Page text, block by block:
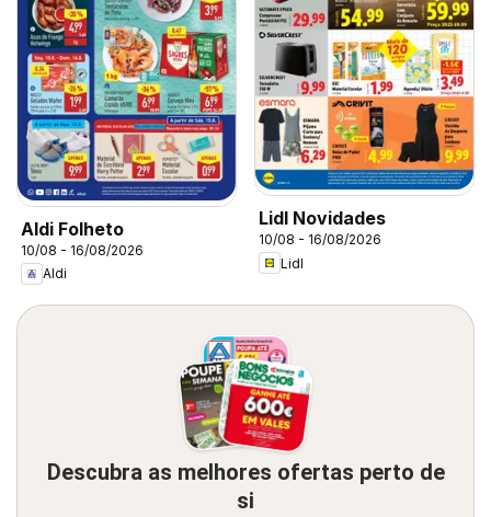
Aldi Folheto
10/08 - 16/08/2026
Aldi
Lidl Novidades
10/08 - 16/08/2026
Lidl
Descubra as melhores ofertas perto de
si